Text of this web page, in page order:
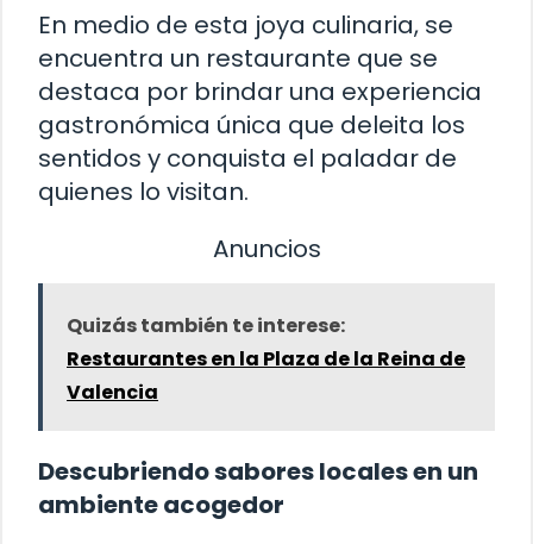
En medio de esta joya culinaria, se
encuentra un restaurante que se
destaca por brindar una experiencia
gastronómica única que deleita los
sentidos y conquista el paladar de
quienes lo visitan.
Anuncios
Quizás también te interese:
Restaurantes en la Plaza de la Reina de
Valencia
Descubriendo sabores locales en un
ambiente acogedor